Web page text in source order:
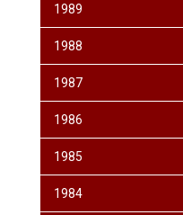
1989
1988
1987
1986
1985
1984